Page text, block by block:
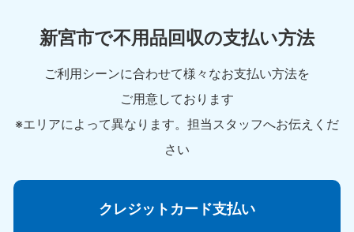
新宮市で不用品回収の支払い方法
ご利用シーンに合わせて様々なお支払い方法を
ご用意しております
※エリアによって異なります。担当スタッフへお伝えくだ
さい
クレジットカード支払い